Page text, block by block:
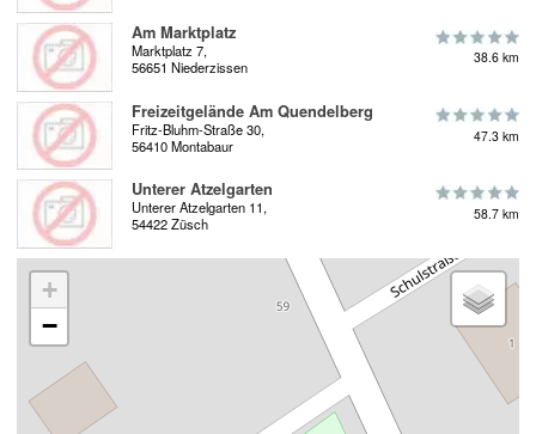
Am Marktplatz
Marktplatz 7,
56651 Niederzissen
38.6 km
Freizeitgelände Am Quendelberg
Fritz-Bluhm-Straße 30,
56410 Montabaur
47.3 km
Unterer Atzelgarten
Unterer Atzelgarten 11,
54422 Züsch
58.7 km
+
−